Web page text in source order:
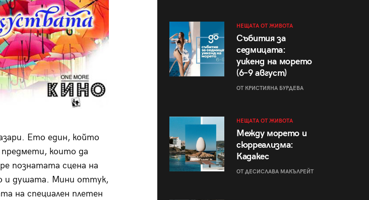
Ето един, който
предмети, които да
познатата сцена на
и душата. Мини оттук,
на специален плетен
НЕЩАТА ОТ ЖИВОТА
Събития за
седмицата:
уикенд на морето
(6–9 август)
ОТ КРИСТИЯНА БУРДЕВА
НЕЩАТА ОТ ЖИВОТА
Между морето и
сюрреализма:
Кадакес
ОТ ДЕСИСЛАВА МАКЪЛРЕЙТ